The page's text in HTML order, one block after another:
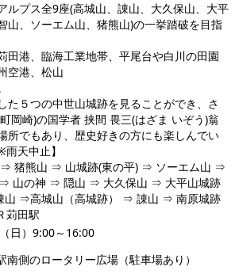
ルプス全9座(高城山、諌山、大久保山、大平
山、ソーエム山、猪熊山)の一挙踏破を目指
田港、臨海工業地帯、平尾台や白川の田園
空港、松山
た５つの中世山城跡を見ることができ、さ
岡崎)の国学者 挟間 畏三(はざま いぞう)翁
所でもあり、歴史好きの方にも楽しんでい
天中止】
⇒ 猪熊山 ⇒ 山城跡(東の平) ⇒ ソーエム山 ⇒
山の神 ⇒ 隠山 ⇒ 大久保山 ⇒ 大平山城跡
⇒高城山（高城跡） ⇒ 諌山 ⇒ 南原城跡
苅田駅
日）9:00～16:00
南側のロータリー広場（駐車場あり）